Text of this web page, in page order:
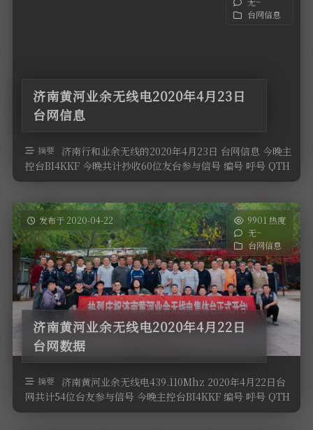
台网信息
济南黄河业余无线电2020年4月23日
台网信息
摘要 济南行和业余无线的2020年4月23日 台网信息 今晚主
控台BI4KKF 今晚共计抄收60位友台参与信号 编号 呼号 QTH
高度 …
发布于 2020-04-22
9901 热度
无~
台网信息
济南黄河业余无线电2020年4月22日
台网数据
摘要 济南黄河业余无线电439.110Mhz 2020年4月22日台
网共计54位台友参与信号 今晚主控台BI4KKF 编号 呼号 QTH
…